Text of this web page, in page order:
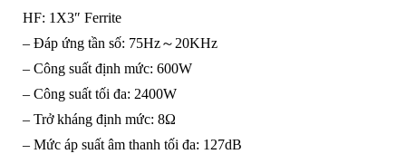
HF: 1X3″ Ferrite
– Đáp ứng tần số: 75Hz～20KHz
– Công suất định mức: 600W
– Công suất tối đa: 2400W
– Trở kháng định mức: 8Ω
– Mức áp suất âm thanh tối đa: 127dB